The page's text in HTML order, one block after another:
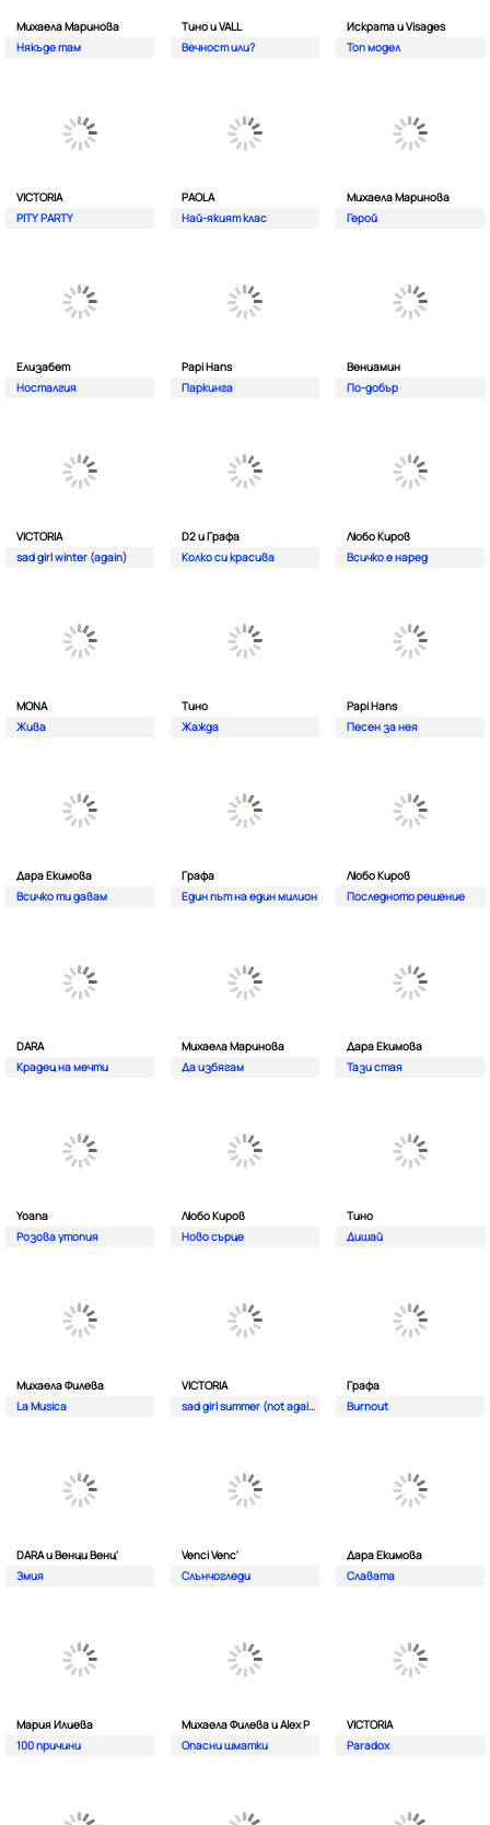
Михаела Маринова
Някъде там
Тино и VALL
Вечност или?
Искрата и Visages
Топ модел
VICTORIA
PITY PARTY
PAOLA
Най-якият клас
Михаела Маринова
Герой
Елизабет
Носталгия
Papi Hans
Паркинга
Вениамин
По-добър
VICTORIA
sad girl winter (again)
D2 и Графа
Колко си красива
Любо Киров
Всичко е наред
MONA
Жива
Тино
Жажда
Papi Hans
Песен за нея
Дара Екимова
Всичко ти давам
Графа
Един път на един милион
Любо Киров
Последното решение
DARA
Крадец на мечти
Михаела Маринова
Да избягам
Дара Екимова
Тази стая
Yoana
Розова утопия
Любо Киров
Ново сърце
Тино
Дишай
Михаела Филева
La Musica
VICTORIA
sad girl summer (not again)
Графа
Burnout
DARA и Венци Венц'
Змия
Venci Venc'
Слънчогледи
Дара Екимова
Славата
Мария Илиева
100 причини
Михаела Филева и Alex P
Опасни шматки
VICTORIA
Paradox